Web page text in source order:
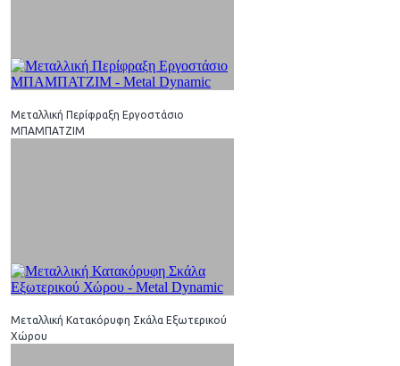
Μεταλλική Περίφραξη Εργοστάσιο
ΜΠΑΜΠΑΤΖΙΜ
Μεταλλική Κατακόρυφη Σκάλα Εξωτερικού
Χώρου